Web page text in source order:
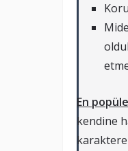
En
kendine